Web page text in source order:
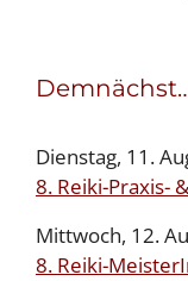
Dienstag, 11.
8. Reiki-Praxis-
Mittwoch, 12.
8. Reiki-